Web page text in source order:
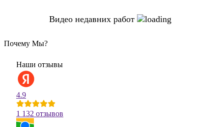
Видео недавних работ
Почему Мы?
Наши отзывы
4.9
1 132 отзывов